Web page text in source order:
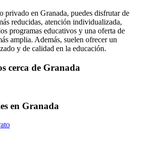
privado en Granada, puedes disfrutar de
reducidas, atención individualizada,
programas educativos y una oferta de
amplia. Además, suelen ofrecer un
y de calidad en la educación.
cerca de Granada
en Granada